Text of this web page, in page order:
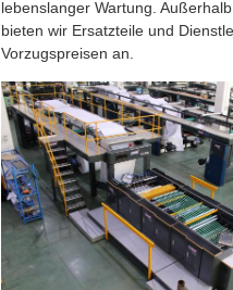
lebenslanger Wartung.
bieten wir Ersatzteile und
Vorzugspreisen an.